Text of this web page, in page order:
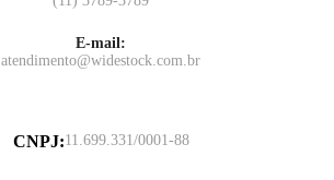
E-mail:
atendimento@widestock.com.br
CNPJ:11.699.331/0001-88